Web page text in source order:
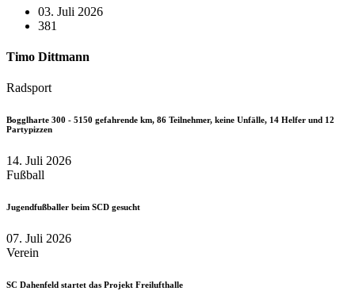
03. Juli 2026
381
Timo Dittmann
Radsport
Bogglharte 300 - 5150 gefahrende km, 86 Teilnehmer, keine Unfälle, 14 Helfer und 12
Partypizzen
14. Juli 2026
Fußball
Jugendfußballer beim SCD gesucht
07. Juli 2026
Verein
SC Dahenfeld startet das Projekt Freilufthalle